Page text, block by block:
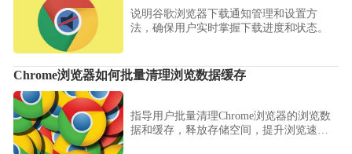
说明谷歌浏览器下载通知管理和设置方
法，确保用户实时掌握下载进度和状态。
Chrome浏览器如何批量清理浏览数据缓存
指导用户批量清理Chrome浏览器的浏览数
据和缓存，释放存储空间，提升浏览速度